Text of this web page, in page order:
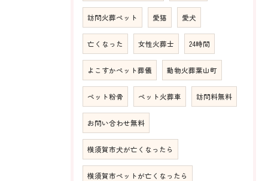
訪問火葬ペット 愛猫 愛犬
亡くなった 女性火葬士 24時間
よこすかペット葬儀 動物火葬葉山町
ペット粉骨 ペット火葬車 訪問料無料
お問い合わせ無料
横須賀市犬が亡くなったら
横須賀市ペットが亡くなったら